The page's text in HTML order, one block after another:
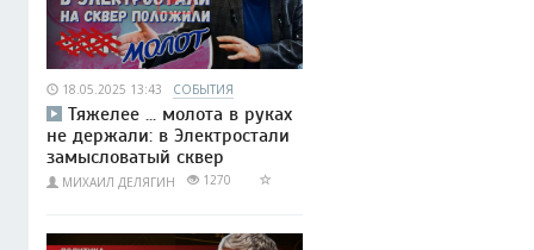
18.05.2025 13:43 СОБЫТИЯ
Тяжелее ... молота в руках
не держали: в Электростали
замысловатый сквер
МИХАИЛ ДЕЛЯГИН 1270